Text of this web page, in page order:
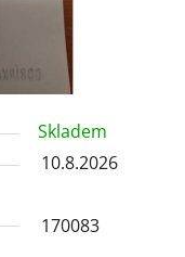
Skladem
10.8.2026
170083